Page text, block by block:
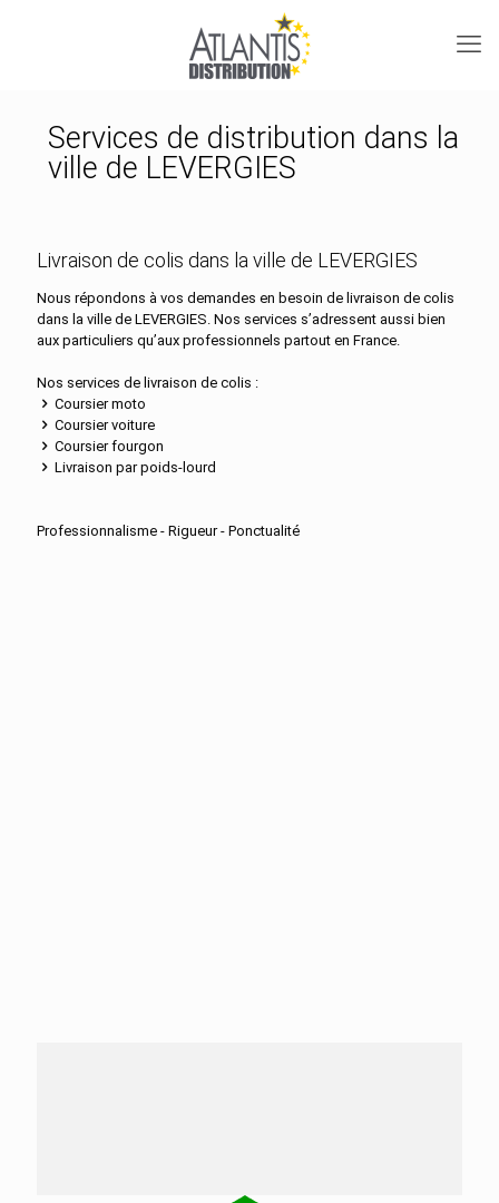
Services de distribution dans la
ville de LEVERGIES
Livraison de colis dans la ville de LEVERGIES
Nous répondons à vos demandes en besoin de livraison de colis
dans la ville de LEVERGIES. Nos services s’adressent aussi bien
aux particuliers qu’aux professionnels partout en France.
Nos services de livraison de colis :
Coursier moto
Coursier voiture
Coursier fourgon
Livraison par poids-lourd
Professionnalisme - Rigueur - Ponctualité